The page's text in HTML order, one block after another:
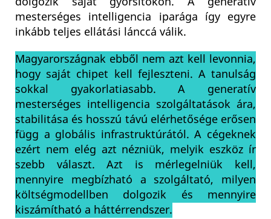
mesterséges intelligencia iparága így egyre
inkább teljes ellátási lánccá válik.
Magyarországnak ebből nem azt kell levonnia,
hogy saját chipet kell fejleszteni. A tanulság
sokkal gyakorlatiasabb. A generatív
mesterséges intelligencia szolgáltatások ára,
stabilitása és hosszú távú elérhetősége erősen
függ a globális infrastruktúrától. A cégeknek
ezért nem elég azt nézniük, melyik eszköz ír
szebb választ. Azt is mérlegelniük kell,
mennyire megbízható a szolgáltató, milyen
költségmodellben dolgozik és mennyire
kiszámítható a háttérrendszer.